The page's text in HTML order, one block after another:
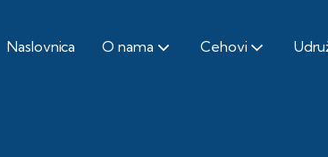
Naslovnica O nama Cehovi